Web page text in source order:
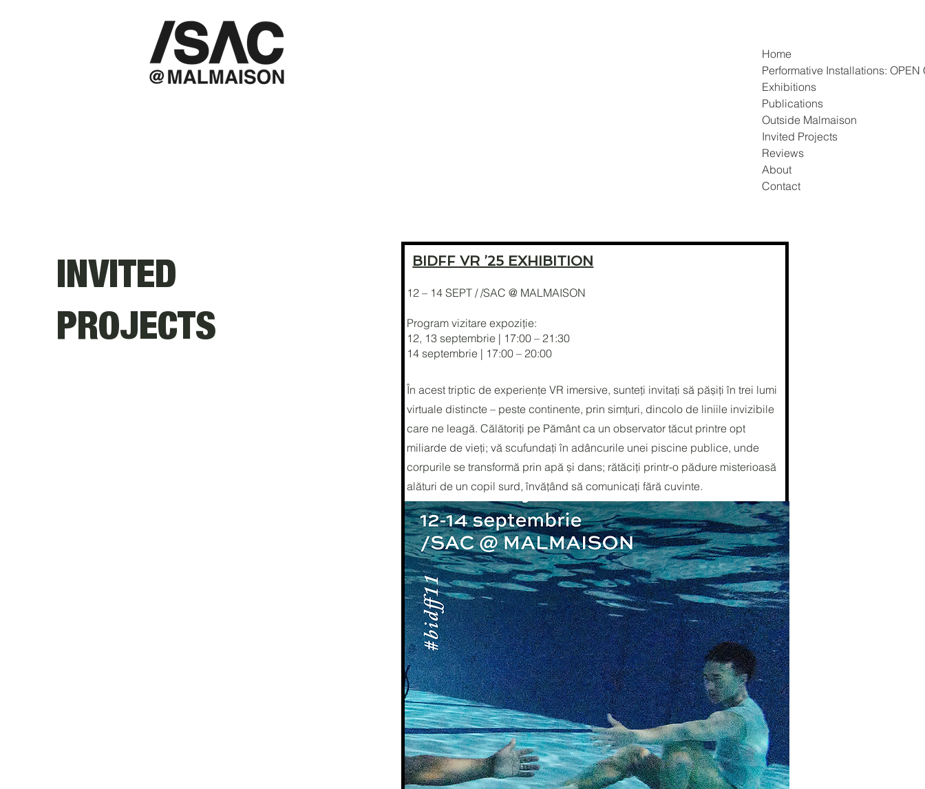
Home
Performative Installations: OPEN
Exhibitions
Publications
Outside Malmaison
Invited Projects
Reviews
About
Contact
INVITED
PROJECTS
BIDFF VR ’25 EXHIBITION
12 – 14 SEPT / /SAC @ MALMAISON
Program vizitare expoziție:
12, 13 septembrie | 17:00 – 21:30
14 septembrie | 17:00 – 20:00
În acest triptic de experiențe VR imersive, sunteți invitați să pășiți în trei lumi
virtuale distincte – peste continente, prin simțuri, dincolo de liniile invizibile
care ne leagă. Călătoriți pe Pământ ca un observator tăcut printre opt
miliarde de vieți; vă scufundați în adâncurile unei piscine publice, unde
corpurile se transformă prin apă și dans; rătăciți printr-o pădure misterioasă
alături de un copil surd, învățând să comunicați fără cuvinte.​